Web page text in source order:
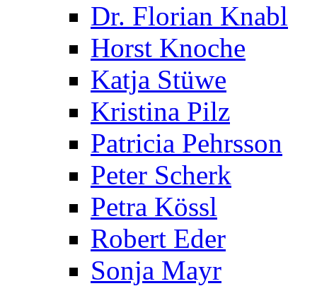
Dr. Florian Knabl
Horst Knoche
Katja Stüwe
Kristina Pilz
Patricia Pehrsson
Peter Scherk
Petra Kössl
Robert Eder
Sonja Mayr